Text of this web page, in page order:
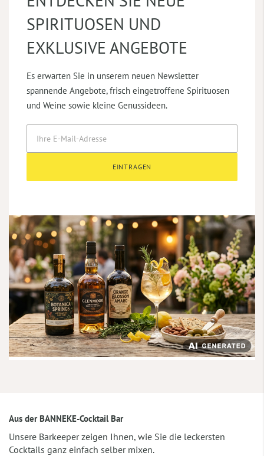
SPIRITUOSEN UND
EXKLUSIVE ANGEBOTE
Es erwarten Sie in unserem neuen Newsletter
spannende Angebote, frisch eingetroffene Spirituosen
und Weine sowie kleine Genussideen.
EINTRAGEN
Aus der BANNEKE-Cocktail Bar
Unsere Barkeeper zeigen Ihnen, wie Sie die leckersten
Cocktails ganz einfach selber mixen.